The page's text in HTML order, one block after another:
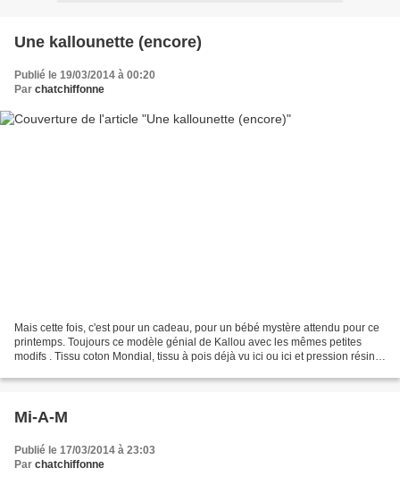
Une kallounette (encore)
Publié le 19/03/2014 à 00:20
Par chatchiffonne
Mais cette fois, c'est pour un cadeau, pour un bébé mystère attendu pour ce
printemps. Toujours ce modèle génial de Kallou avec les mêmes petites
modifs . Tissu coton Mondial, tissu à pois déjà vu ici ou ici et pression résine
Mi-A-M
Publié le 17/03/2014 à 23:03
Par chatchiffonne